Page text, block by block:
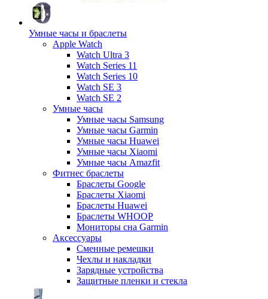
Умные часы и браслеты
Apple Watch
Watch Ultra 3
Watch Series 11
Watch Series 10
Watch SE 3
Watch SE 2
Умные часы
Умные часы Samsung
Умные часы Garmin
Умные часы Huawei
Умные часы Xiaomi
Умные часы Amazfit
Фитнес браслеты
Браслеты Google
Браслеты Xiaomi
Браслеты Huawei
Браслеты WHOOP
Мониторы сна Garmin
Аксессуары
Сменные ремешки
Чехлы и накладки
Зарядные устройства
Защитные пленки и стекла